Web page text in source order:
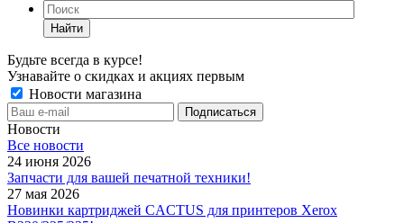
Найти
Будьте всегда в курсе!
Узнавайте о скидках и акциях первым
Новости магазина
Новости
Все новости
24 июня 2026
Запчасти для вашей печатной техники!
27 мая 2026
Новинки картриджей CACTUS для принтеров Xerox